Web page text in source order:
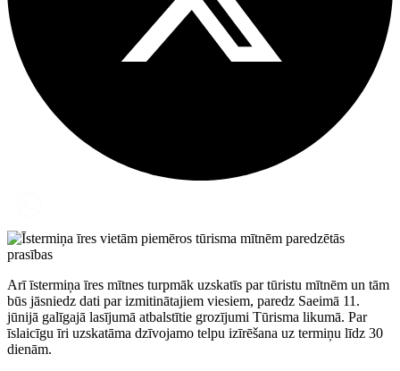
Arī īstermiņa īres mītnes turpmāk uzskatīs par tūristu mītnēm un tām
būs jāsniedz dati par izmitinātajiem viesiem, paredz Saeimā 11.
jūnijā galīgajā lasījumā atbalstītie grozījumi Tūrisma likumā. Par
īslaicīgu īri uzskatāma dzīvojamo telpu izīrēšana uz termiņu līdz 30
dienām.